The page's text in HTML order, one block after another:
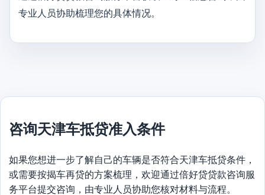
专业人员协助梳理您的具体情况。
咨询天津车抵贷准入条件
如果您想进一步了解自己的车辆是否符合天津车抵贷条件，
或需要按揭车再贷的方案梳理，欢迎通过倍好贷贷款咨询服
务平台提交咨询，由专业人员协助您核对材料与流程。